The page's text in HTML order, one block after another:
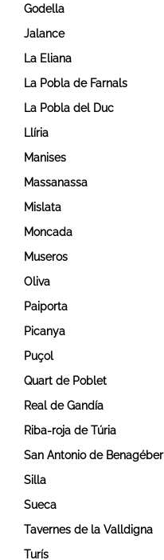
Godella
Jalance
La Eliana
La Pobla de Farnals
La Pobla del Duc
Llíria
Manises
Massanassa
Mislata
Moncada
Museros
Oliva
Paiporta
Picanya
Puçol
Quart de Poblet
Real de Gandía
Riba-roja de Túria
San Antonio de Benagéber
Silla
Sueca
Tavernes de la Valldigna
Turís